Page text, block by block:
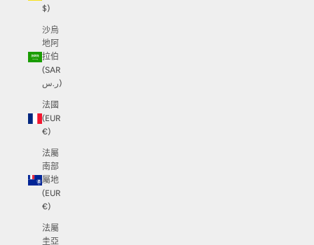
$)
沙烏
地阿
拉伯
(SAR
ر.س)
法國
(EUR
€)
法屬
南部
屬地
(EUR
€)
法屬
圭亞